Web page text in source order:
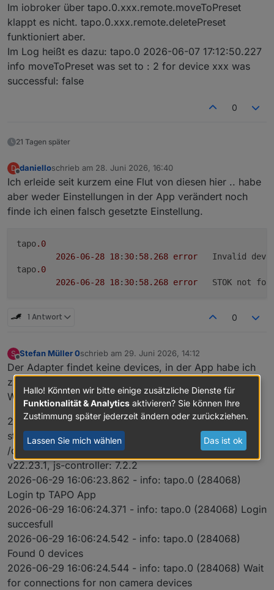
2.6.2026, 19:59:28.840	[error]: javascript.0
2.6.2026, 19:59:28.840	[error]: javascript.0
2.6.2026, 19:59:28.841	[error]: javascript.0
2.6.2026, 19:59:28.841	[error]: javascript.0
2.6.2026, 19:59:28.841	[error]: javascript.0
2.6.2026, 19:59:35.538	[error]: javascript.0
2.6.2026, 19:59:35.538	[error]: javascript.0
2.6.2026, 19:59:35.539	[error]: javascript.0
Im iobroker über tapo.0.xxx.remote.moveToPreset
klappt es nicht. tapo.0.xxx.remote.deletePreset
funktioniert aber.
Im Log heißt es dazu: tapo.0 2026-06-07 17:12:50.227
info moveToPreset was set to : 2 for device xxx was
successful: false
0
21 Tagen später
D
Offline
danielloschrieb am 28. Juni 2026, 16:40
zuletzt editiert von
Ich erleide seit kurzem eine Flut von diesen hier .. habe
aber weder Einstellungen in der App verändert noch
finde ich einen falsch gesetzte Einstellung.
tapo.0
2026-06-28 18: 30: 58.268 error
Invalid
tapo.0
2026-06-28 18: 30: 58.268 error
1 Antwort 0
S
Offline
Stefan Müller 0schrieb am 29. Juni 2026, 14:12
zuletzt editiert von
Der Adapter findet keine devices, in der App habe ich
zwei HS100 Steckdosen und eine D235 Doorbell.
Wo ist der Fehler?
2026-06-29 16:06:23.851 - info: tapo.0 (284068)
starting. Version 0.5.4 in
/opt/iobroker/node_modules/iobroker.tapo, node:
v22.23.1, js-controller: 7.2.2
2026-06-29 16:06:23.862 - info: tapo.0 (284068)
Login tp TAPO App
2026-06-29 16:06:24.371 - info: tapo.0 (284068) Login
succesfull
2026-06-29 16:06:24.542 - info: tapo.0 (284068)
Found 0 devices
2026-06-29 16:06:24.544 - info: tapo.0 (284068) Wait
for connections for non camera devices
Hallo! Könnten wir bitte einige zusätzliche Dienste für
Funktionalität & Analytics aktivieren? Sie können Ihre
Zustimmung später jederzeit ändern oder zurückziehen.
Lassen Sie mich wählen Das ist ok